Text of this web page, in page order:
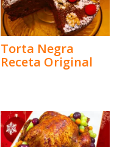
Torta Negra
Receta Original